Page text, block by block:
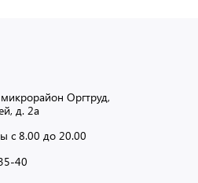
Оргтруд,
д. 2а
с 8.00 до 20.00
40